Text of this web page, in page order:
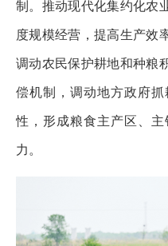
制。推动现代化集约化农
度规模经营，提高生产效
调动农民保护耕地和种粮
偿机制，调动地方政府
性，形成粮食主产区、
力。